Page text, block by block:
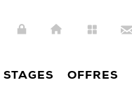
STAGES OFFRES